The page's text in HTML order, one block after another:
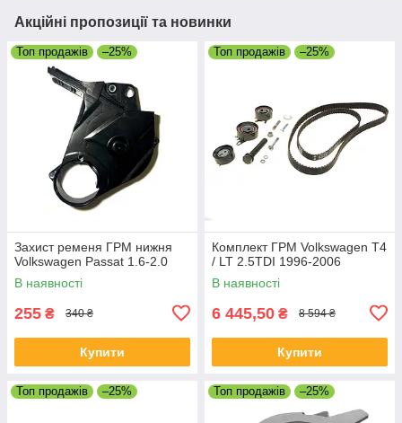
Акційні пропозиції та новинки
Топ продажів –25%
Захист ременя ГРМ нижня
Volkswagen Passat 1.6-2.0
В наявності
255 ₴ 340 ₴
Купити
Топ продажів –25%
Комплект ГРМ Volkswagen T4
/ LT 2.5TDI 1996-2006
В наявності
6 445,50 ₴ 8 594 ₴
Купити
Топ продажів –25% Топ продажів –25%